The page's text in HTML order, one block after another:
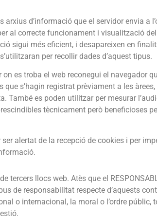
d’informació que el servidor envia a
al correcte funcionament i visualització
sigui més eficient, i desapareixen en
per recollir dades d’aquest tipus.
es troba el web reconegui el navegador
que s’hagin registrat prèviament a les
També es poden utilitzar per mesurar
tècnicament però beneficioses
alertat de la recepció de cookies i per
tercers llocs web. Atès que el
de responsabilitat respecte d’aquests
o internacional, la moral o l’ordre